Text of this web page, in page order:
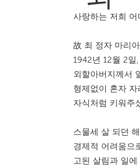
사랑하는 저희
故 최 정자 마리
1942년 12월 2일
외할아버지께서
형제없이 혼자
자식처럼 키워주
스물세 살 되던
경제적 어려움으
고된 살림과 일